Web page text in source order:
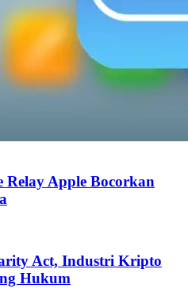
Apple Bocorkan
Act, Industri Kripto
Hukum